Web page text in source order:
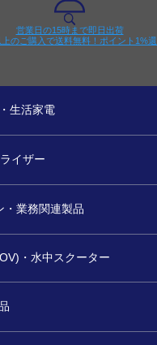
営業日の15時まで即日出荷
のご購入で送料無料！ポイント1%
生活家電
イザー
・業務関連製品
・水中スクーター